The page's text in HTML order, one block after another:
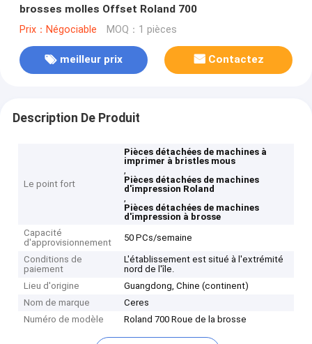
brosses molles Offset Roland 700
Prix：Négociable MOQ：1 pièces
meilleur prix Contactez
Description De Produit
Le point fort
Pièces détachées de machines à
imprimer à bristles mous
,
Pièces détachées de machines
d'impression Roland
,
Pièces détachées de machines
d'impression à brosse
Capacité
d'approvisionnement
50 PCs/semaine
Conditions de
paiement
L'établissement est situé à l'extrémité
nord de l'île.
Lieu d'origine
Guangdong, Chine (continent)
Nom de marque
Ceres
Numéro de modèle
Roland 700 Roue de la brosse